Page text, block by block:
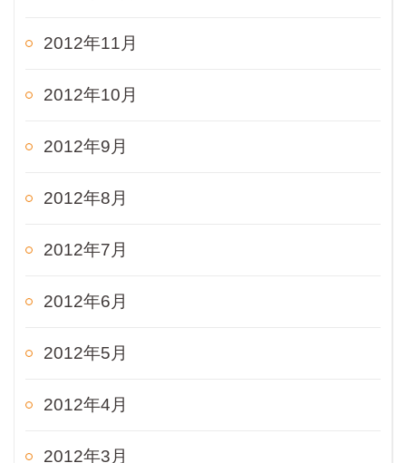
2012年11月
2012年10月
2012年9月
2012年8月
2012年7月
2012年6月
2012年5月
2012年4月
2012年3月